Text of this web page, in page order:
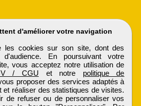
d'améliorer votre navigation
les cookies sur son site, dont des
d'audience. En poursuivant votre
vous acceptez notre utilisation de
/ CGU et notre politique de
proposer des services adaptés à
et réaliser des statistiques de visites.
de refuser ou de personnaliser vos